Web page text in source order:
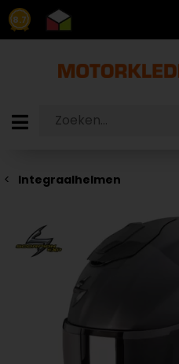
8.7
Integraalhelmen